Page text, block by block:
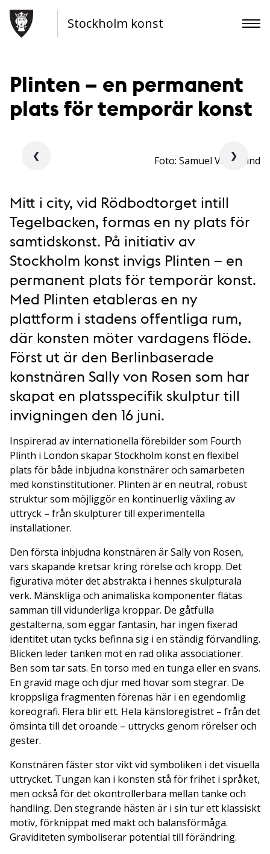
Stockholm konst
Plinten – en permanent
plats för temporär konst
Foto: Samuel Voigt Lind
❮ ❯
Mitt i city, vid Rödbodtorget intill
Tegelbacken, formas en ny plats för
samtidskonst. På initiativ av
Stockholm konst invigs Plinten – en
permanent plats för temporär konst.
Med Plinten etableras en ny
plattform i stadens offentliga rum,
där konsten möter vardagens flöde.
Först ut är den Berlinbaserade
konstnären Sally von Rosen som har
skapat en platsspecifik skulptur till
invigningen den 16 juni.
Inspirerad av internationella förebilder som Fourth
Plinth i London skapar Stockholm konst en flexibel
plats för både inbjudna konstnärer och samarbeten
med konstinstitutioner. Plinten är en neutral, robust
struktur som möjliggör en kontinuerlig växling av
uttryck – från skulpturer till experimentella
installationer.
Den första inbjudna konstnären är Sally von Rosen,
vars skapande kretsar kring rörelse och kropp. Det
figurativa möter det abstrakta i hennes skulpturala
verk. Mänskliga och animaliska komponenter flätas
samman till vidunderliga kroppar. De gåtfulla
gestalterna, som eggar fantasin, har ingen fixerad
identitet utan tycks befinna sig i en ständig förvandling.
Blicken leder tanken mot en rad olika associationer.
Ben som tar sats. En torso med en tunga eller en svans.
En gravid mage och djur med hovar som stegrar. De
kroppsliga fragmenten förenas här i en egendomlig
koreografi. Flera blir ett. Hela känsloregistret – från det
ömsinta till det oroande – uttrycks genom rörelser och
gester.
Konstnären fäster stor vikt vid symboliken i det visuella
uttrycket. Tungan kan i konsten stå för frihet i språket,
men också för det okontrollerbara mellan tanke och
handling. Den stegrande hästen är i sin tur ett klassiskt
motiv, förknippat med makt och balansförmåga.
Graviditeten symboliserar potential till förändring.